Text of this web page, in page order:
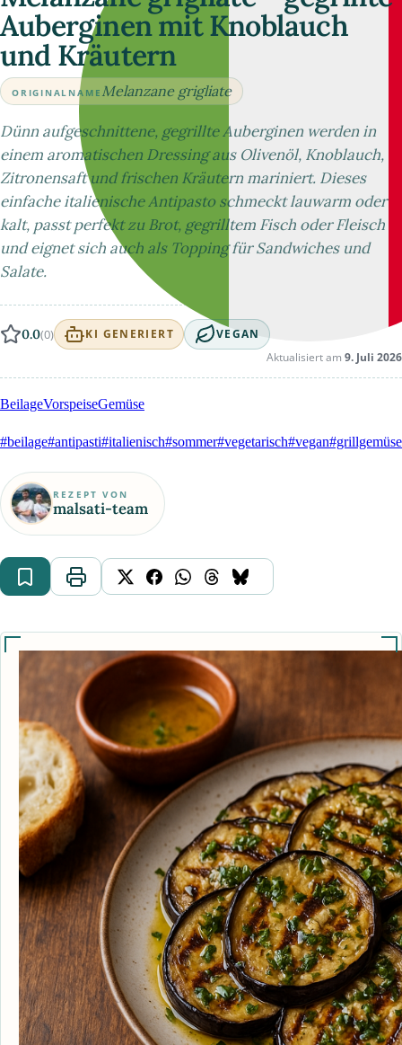
Auberginen mit Knoblauch
und Kräutern
ORIGINALNAME Melanzane grigliate
Dünn aufgeschnittene, gegrillte Auberginen werden in
einem aromatischen Dressing aus Olivenöl, Knoblauch,
Zitronensaft und frischen Kräutern mariniert. Dieses
einfache italienische Antipasto schmeckt lauwarm oder
kalt, passt perfekt zu Brot, gegrilltem Fisch oder Fleisch
und eignet sich auch als Topping für Sandwiches und
Salate.
0.0(0) KI GENERIERT VEGAN
Aktualisiert am 9. Juli 2026
BeilageVorspeiseGemüse
#beilage#antipasti#italienisch#sommer#vegetarisch#vegan#grillgemüse
REZEPT VON
malsati-team